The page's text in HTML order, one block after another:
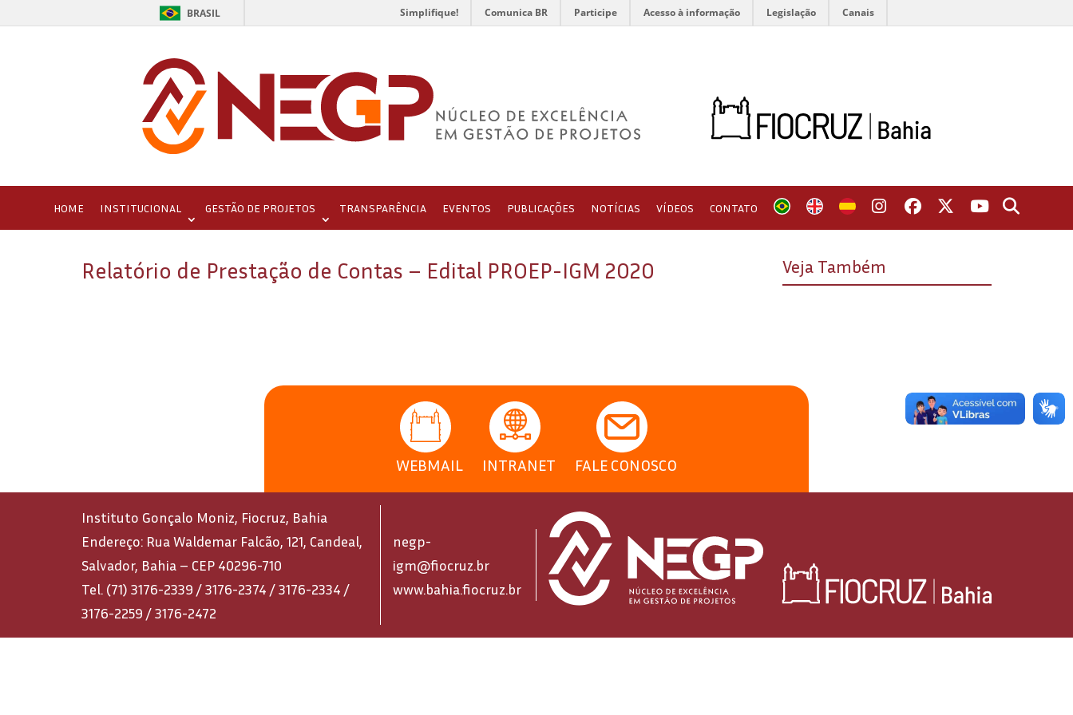
BRASIL Simplifique! Comunica BR Participe Acesso à informação Legislação Canais
HOME INSTITUCIONAL GESTÃO DE PROJETOS TRANSPARÊNCIA EVENTOS PUBLICAÇÕES NOTÍCIAS VÍDEOS CONTATO
Relatório de Prestação de Contas – Edital PROEP-IGM 2020 Veja Também
WEBMAIL INTRANET FALE CONOSCO
Instituto Gonçalo Moniz, Fiocruz, Bahia
Endereço: Rua Waldemar Falcão, 121, Candeal,
Salvador, Bahia – CEP 40296-710
Tel. (71) 3176-2339 / 3176-2374 / 3176-2334 /
3176-2259 / 3176-2472
negp-
igm@fiocruz.br
www.bahia.fiocruz.br